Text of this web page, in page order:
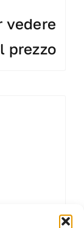
vedere
prezzo